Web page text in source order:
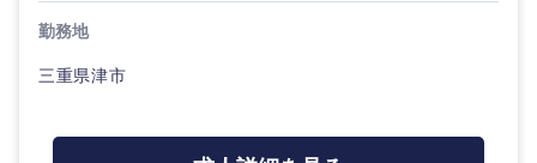
勤務地
三重県津市